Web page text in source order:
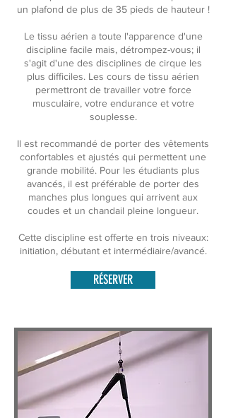
un plafond de plus de 35 pieds de hauteur !
Le tissu aérien a toute l'apparence d'une
discipline facile mais, détrompez-vous; il
s'agit d'une des disciplines de cirque les
plus difficiles. Les cours de tissu aérien
permettront de travailler votre force
musculaire, votre endurance et votre
souplesse.
Il est recommandé de porter des vêtements
confortables et ajustés qui permettent une
grande mobilité. Pour les étudiants plus
avancés, il est préférable de porter des
manches plus longues qui arrivent aux
coudes et un chandail pleine longueur.
Cette discipline est offerte en trois niveaux:
initiation, débutant et intermédiaire/avancé.
RÉSERVER